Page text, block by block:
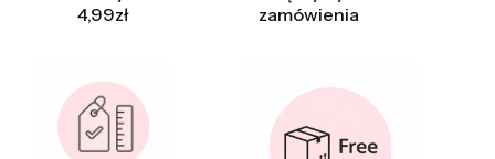
4,99zł
zamówienia